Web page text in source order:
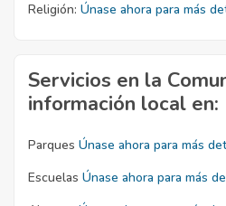
Religión: Únase ahora para más
Servicios en la
información local en:
Parques Únase ahora para más
Escuelas Únase ahora para más